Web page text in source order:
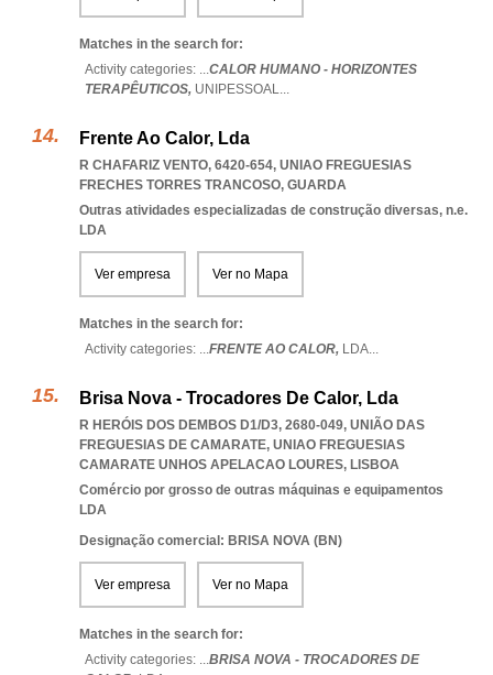
Matches in the search for:
Activity categories: ...CALOR HUMANO - HORIZONTES
TERAPÊUTICOS, UNIPESSOAL...
Frente Ao Calor, Lda
R CHAFARIZ VENTO, 6420-654, UNIAO FREGUESIAS
FRECHES TORRES TRANCOSO, GUARDA
Outras atividades especializadas de construção diversas, n.e.
LDA
Ver empresa Ver no Mapa
Matches in the search for:
Activity categories: ...FRENTE AO CALOR, LDA...
Brisa Nova - Trocadores De Calor, Lda
R HERÓIS DOS DEMBOS D1/D3, 2680-049, UNIÃO DAS
FREGUESIAS DE CAMARATE, UNIAO FREGUESIAS
CAMARATE UNHOS APELACAO LOURES, LISBOA
Comércio por grosso de outras máquinas e equipamentos
LDA
Designação comercial: BRISA NOVA (BN)
Ver empresa Ver no Mapa
Matches in the search for:
Activity categories: ...BRISA NOVA - TROCADORES DE